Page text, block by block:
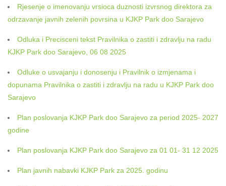
Rjesenje o imenovanju vrsioca duznosti izvrsnog direktora za
odrzavanje javnih zelenih povrsina u KJKP Park doo Sarajevo
Odluka i Precisceni tekst Pravilnika o zastiti i zdravlju na radu
KJKP Park doo Sarajevo, 06 08 2025
Odluke o usvajanju i donosenju i Pravilnik o izmjenama i
dopunama Pravilnika o zastiti i zdravlju na radu u KJKP Park doo
Sarajevo
Plan poslovanja KJKP Park doo Sarajevo za period 2025- 2027
godine
Plan poslovanja KJKP Park doo Sarajevo za 01 01- 31 12 2025
Plan javnih nabavki KJKP Park za 2025. godinu